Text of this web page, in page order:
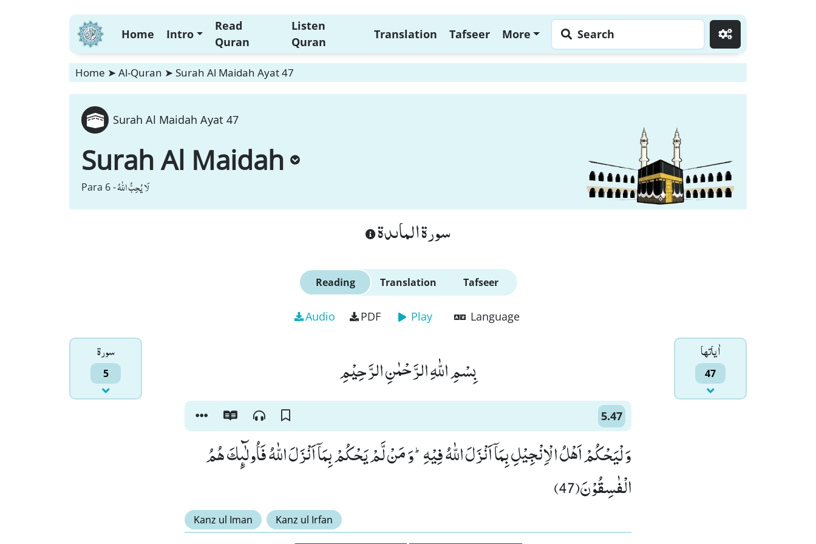
Home Intro
Read
Quran
Listen
Quran
Translation Tafseer More Search
Home ➤ Al-Quran ➤ Surah Al Maidah Ayat 47
Surah Al Maidah Ayat 47
Surah Al Maidah
Para 6 -لَا یُحِبُّ اللّٰهُ
سورة الماىدة
Reading Translation Tafseer
Audio PDF Play Language
سورۃ
5
اٰياتها
47 بِسْمِ اللّٰهِ الرَّحْمٰنِ الرَّحِیْمِ
5.47
وَ لْیَحْكُمْ اَهْلُ الْاِنْجِیْلِ بِمَاۤ اَنْزَلَ اللّٰهُ فِیْهِؕ-وَ مَنْ لَّمْ یَحْكُمْ بِمَاۤ اَنْزَلَ اللّٰهُ فَاُولٰٓىٕكَ هُمُ
الْفٰسِقُوْنَ(47)
Kanz ul Iman Kanz ul Irfan